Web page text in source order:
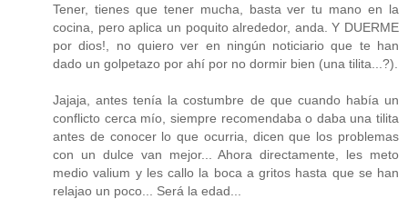
Tener, tienes que tener mucha, basta ver tu mano en la
cocina, pero aplica un poquito alrededor, anda. Y DUERME
por dios!, no quiero ver en ningún noticiario que te han
dado un golpetazo por ahí por no dormir bien (una tilita...?).
Jajaja, antes tenía la costumbre de que cuando había un
conflicto cerca mío, siempre recomendaba o daba una tilita
antes de conocer lo que ocurria, dicen que los problemas
con un dulce van mejor... Ahora directamente, les meto
medio valium y les callo la boca a gritos hasta que se han
relajao un poco... Será la edad...